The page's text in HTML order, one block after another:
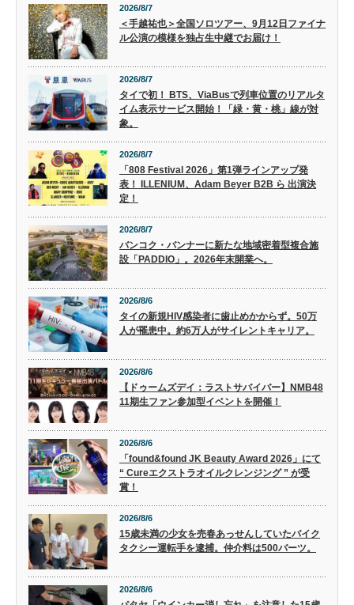
2026/8/7
＜手越祐也＞全国ソロツアー、9月12日ファイナ
ル公演の模様を独占生中継でお届け！
2026/8/7
タイで初！ BTS、ViaBusで列車位置のリアルタ
イム表示サービス開始！「緑・黄・桃」線が対
象。
2026/8/7
「808 Festival 2026」第1弾ラインアップ発
表！ ILLENIUM、Adam Beyer B2B ら 出演決
定！
2026/8/7
バンコク・バンナーに新たな地域密着型複合施
設「PADDIO」。2026年末開業へ。
2026/8/6
タイの新規HIV感染者に歯止めかからず。50万
人が罹患中。約6万人がサイレントキャリア。
2026/8/6
【ドゥームズデイ：ラストサバイバー】NMB48
11期生ファン参加型イベントを開催！
2026/8/6
「found&found JK Beauty Award 2026」にて
“ Cureエクストラオイルクレンジング ” が受
賞！
2026/8/6
15歳未満の少女を売春あっせんしていたバイク
タクシー運転手を逮捕。仲介料は500バーツ。
2026/8/6